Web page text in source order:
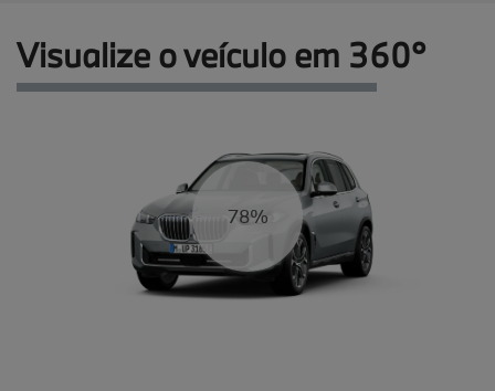
Visualize o veículo em 360°
83%